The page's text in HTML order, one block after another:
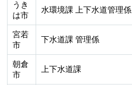
うき
は市
水環境課 上下水道管理係
宮若
市
下水道課 管理係
朝倉
市
上下水道課